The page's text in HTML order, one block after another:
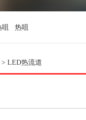
咀 热咀
> LED热流道